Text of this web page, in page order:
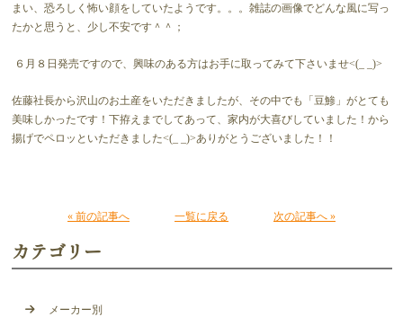
まい、恐ろしく怖い顔をしていたようです。。。雑誌の画像でどんな風に写っ
たかと思うと、少し不安です＾＾；
６月８日発売ですので、興味のある方はお手に取ってみて下さいませ<(_ _)>
佐藤社長から沢山のお土産をいただきましたが、その中でも「豆鯵」がとても
美味しかったです！下拵えまでしてあって、家内が大喜びしていました！から
揚げでペロッといただきました<(_ _)>ありがとうございました！！
« 前の記事へ 一覧に戻る 次の記事へ »
カテゴリー
メーカー別